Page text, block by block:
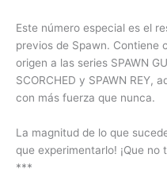
Este número especial es el
previos de Spawn. Contiene
origen a las series SPAWN
SCORCHED y SPAWN REY,
con más fuerza que nunca.
La magnitud de lo que
que experimentarlo! ¡Que no
***